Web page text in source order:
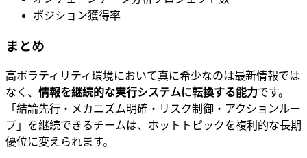
ポジション獲得率
まとめ
高ボラティリティ環境において真に希少なのは最新情報では
なく、 情報を継続的な実行システムに転換する能力です。
「結論先行・メカニズム明確・リスク制御・アクションルー
プ」を継続できるチームは、ホットトピックを複利的な長期
優位に変えられます。